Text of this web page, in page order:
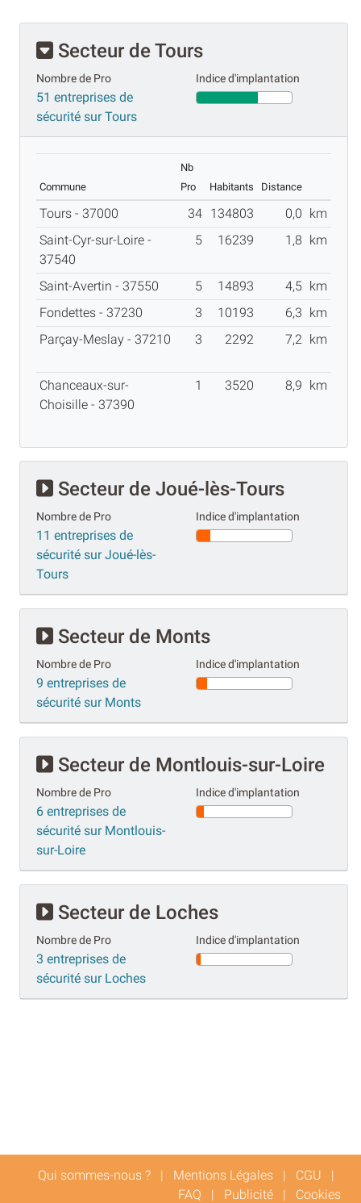
Secteur de Tours
Nombre de Pro
51 entreprises de
sécurité sur Tours
Indice d'implantation
Commune
Nb
Pro
Habitants Distance
Tours - 37000 34 134803 0,0 km
Saint-Cyr-sur-Loire -
37540
5 16239 1,8 km
Saint-Avertin - 37550 5 14893 4,5 km
Fondettes - 37230
3 10193 6,3 km
Parçay-Meslay - 37210
3 2292 7,2 km
Chanceaux-sur-
Choisille - 37390
1 3520 8,9 km
Secteur de Joué-lès-Tours
Nombre de Pro
11 entreprises de
sécurité sur Joué-lès-
Tours
Indice d'implantation
Secteur de Monts
Nombre de Pro
9 entreprises de
sécurité sur Monts
Indice d'implantation
Secteur de Montlouis-sur-Loire
Nombre de Pro
6 entreprises de
sécurité sur Montlouis-
sur-Loire
Indice d'implantation
Secteur de Loches
Nombre de Pro
3 entreprises de
sécurité sur Loches
Indice d'implantation
Qui sommes-nous ? | Mentions Légales | CGU |
FAQ | Publicité | Cookies